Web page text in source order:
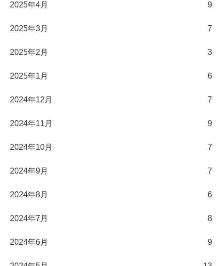
2025年4月 9
2025年3月 7
2025年2月 3
2025年1月 6
2024年12月 7
2024年11月 9
2024年10月 7
2024年9月 7
2024年8月 6
2024年7月 8
2024年6月 9